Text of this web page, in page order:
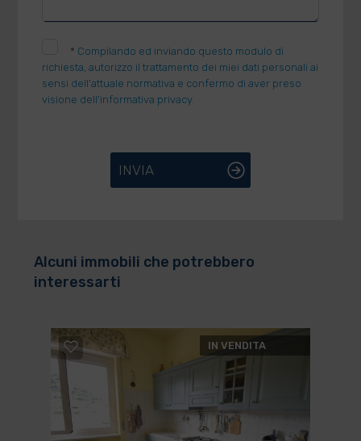
* Compilando ed inviando questo modulo di
richiesta, autorizzo il trattamento dei miei dati personali ai
sensi dell'attuale normativa e confermo di aver preso
visione dell'informativa privacy.
INVIA
Alcuni immobili che potrebbero
interessarti
IN VENDITA